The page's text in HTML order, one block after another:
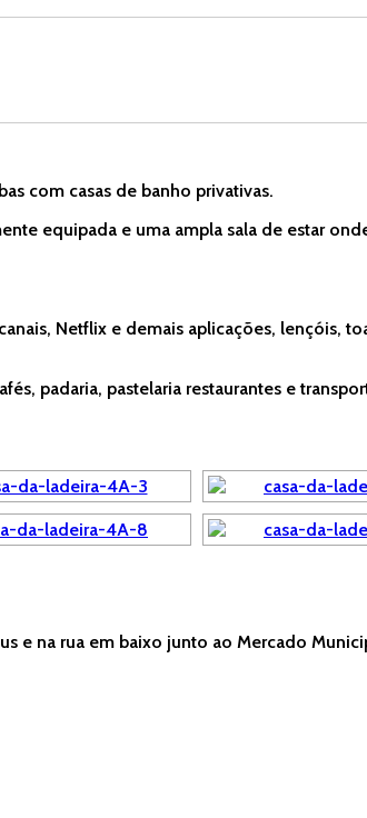
com casas de banho privativas.
equipada e uma ampla sala de estar
Netflix e demais aplicações, lençóis,
padaria, pastelaria restaurantes e
e na rua em baixo junto ao Mercado